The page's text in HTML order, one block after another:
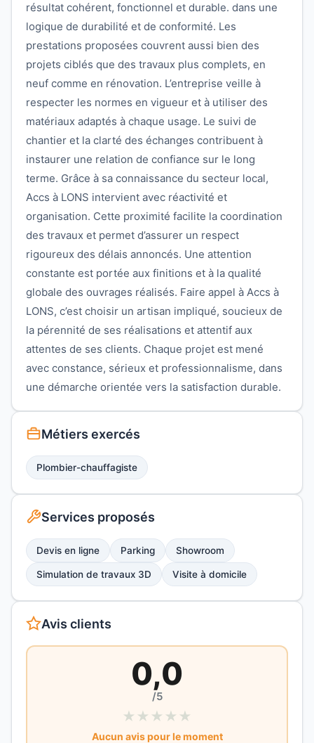
résultat cohérent, fonctionnel et durable. dans une
logique de durabilité et de conformité. Les
prestations proposées couvrent aussi bien des
projets ciblés que des travaux plus complets, en
neuf comme en rénovation. L’entreprise veille à
respecter les normes en vigueur et à utiliser des
matériaux adaptés à chaque usage. Le suivi de
chantier et la clarté des échanges contribuent à
instaurer une relation de confiance sur le long
terme. Grâce à sa connaissance du secteur local,
Accs à LONS intervient avec réactivité et
organisation. Cette proximité facilite la coordination
des travaux et permet d’assurer un respect
rigoureux des délais annoncés. Une attention
constante est portée aux finitions et à la qualité
globale des ouvrages réalisés. Faire appel à Accs à
LONS, c’est choisir un artisan impliqué, soucieux de
la pérennité de ses réalisations et attentif aux
attentes de ses clients. Chaque projet est mené
avec constance, sérieux et professionnalisme, dans
une démarche orientée vers la satisfaction durable.
Métiers exercés
Plombier-chauffagiste
Services proposés
Devis en ligne Parking Showroom
Simulation de travaux 3D Visite à domicile
Avis clients
0,0
/5
★ ★ ★ ★ ★
Aucun avis pour le moment